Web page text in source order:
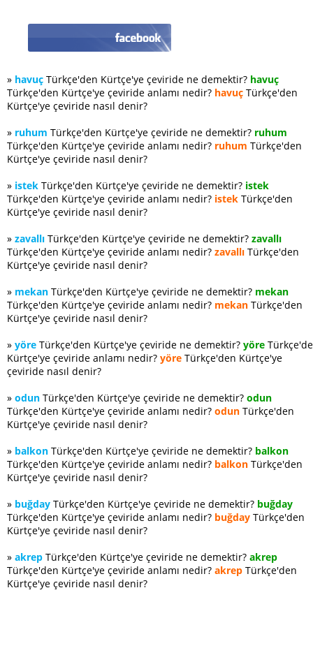
» havuç Türkçe'den Kürtçe'ye çeviride ne demektir? havuç
Türkçe'den Kürtçe'ye çeviride anlamı nedir? havuç Türkçe'den
Kürtçe'ye çeviride nasıl denir?
» ruhum Türkçe'den Kürtçe'ye çeviride ne demektir? ruhum
Türkçe'den Kürtçe'ye çeviride anlamı nedir? ruhum Türkçe'den
Kürtçe'ye çeviride nasıl denir?
» istek Türkçe'den Kürtçe'ye çeviride ne demektir? istek
Türkçe'den Kürtçe'ye çeviride anlamı nedir? istek Türkçe'den
Kürtçe'ye çeviride nasıl denir?
» zavallı Türkçe'den Kürtçe'ye çeviride ne demektir? zavallı
Türkçe'den Kürtçe'ye çeviride anlamı nedir? zavallı Türkçe'den
Kürtçe'ye çeviride nasıl denir?
» mekan Türkçe'den Kürtçe'ye çeviride ne demektir? mekan
Türkçe'den Kürtçe'ye çeviride anlamı nedir? mekan Türkçe'den
Kürtçe'ye çeviride nasıl denir?
» yöre Türkçe'den Kürtçe'ye çeviride ne demektir? yöre
Kürtçe'ye çeviride anlamı nedir? yöre Türkçe'den Kürtçe'ye
çeviride nasıl denir?
» odun Türkçe'den Kürtçe'ye çeviride ne demektir? odun
Türkçe'den Kürtçe'ye çeviride anlamı nedir? odun Türkçe'den
Kürtçe'ye çeviride nasıl denir?
» balkon Türkçe'den Kürtçe'ye çeviride ne demektir? balkon
Türkçe'den Kürtçe'ye çeviride anlamı nedir? balkon Türkçe'den
Kürtçe'ye çeviride nasıl denir?
» buğday Türkçe'den Kürtçe'ye çeviride ne demektir? buğday
Türkçe'den Kürtçe'ye çeviride anlamı nedir? buğday Türkçe'den
Kürtçe'ye çeviride nasıl denir?
» akrep Türkçe'den Kürtçe'ye çeviride ne demektir? akrep
Türkçe'den Kürtçe'ye çeviride anlamı nedir? akrep Türkçe'den
Kürtçe'ye çeviride nasıl denir?